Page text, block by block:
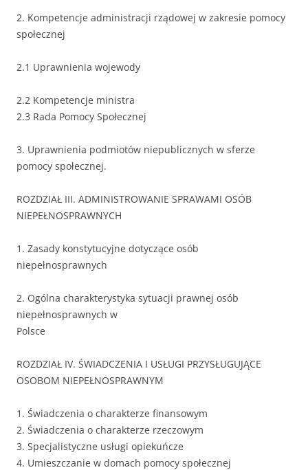
2. Kompetencje administracji rządowej w zakresie pomocy
społecznej
2.1 Uprawnienia wojewody
2.2 Kompetencje ministra
2.3 Rada Pomocy Społecznej
3. Uprawnienia podmiotów niepublicznych w sferze
pomocy społecznej.
ROZDZIAŁ III. ADMINISTROWANIE SPRAWAMI OSÓB
NIEPEŁNOSPRAWNYCH
1. Zasady konstytucyjne dotyczące osób
niepełnosprawnych
2. Ogólna charakterystyka sytuacji prawnej osób
niepełnosprawnych w
Polsce
ROZDZIAŁ IV. ŚWIADCZENIA I USŁUGI PRZYSŁUGUJĄCE
OSOBOM NIEPEŁNOSPRAWNYM
1. Świadczenia o charakterze finansowym
2. Świadczenia o charakterze rzeczowym
3. Specjalistyczne usługi opiekuńcze
4. Umieszczanie w domach pomocy społecznej